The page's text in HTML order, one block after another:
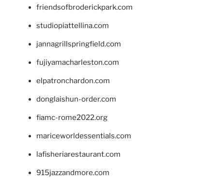
friendsofbroderickpark.com
studiopiattellina.com
jannagrillspringfield.com
fujiyamacharleston.com
elpatronchardon.com
donglaishun-order.com
fiamc-rome2022.org
mariceworldessentials.com
lafisheriarestaurant.com
915jazzandmore.com